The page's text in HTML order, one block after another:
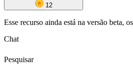
12
Esse recurso ainda está na versão beta,
Chat
Pesquisar